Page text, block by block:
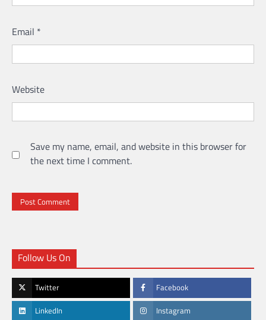
Email *
Website
Save my name, email, and website in this browser for
the next time I comment.
Follow Us On
Twitter Facebook
LinkedIn Instagram